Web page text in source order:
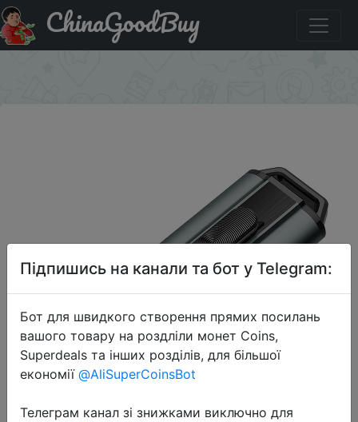
Придбати по знижці Teclast USB Флэша 64G USB3.0
Темно-Серый.ChinaGoodBuy
Підпишись на канали та бот у Telegram:
Бот для швидкого створення прямих посилань
вашого товару на роздліли монет Coins,
Superdeals та інших розділів, для більшої
економії @AliSuperCoinsBot
Телеграм канал зі знижками виключно для